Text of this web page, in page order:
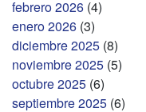
febrero 2026 (4)
enero 2026 (3)
diciembre 2025 (8)
noviembre 2025 (5)
octubre 2025 (6)
septiembre 2025 (6)